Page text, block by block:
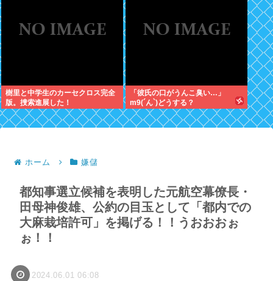
樹里と中学生のカーセクロス完全
版。捜索進展した！
「彼氏の口がうんこ臭い…」
m9(´ん`)どうする？
ホーム 嫌儲
都知事選立候補を表明した元航空幕僚長・
田母神俊雄、公約の目玉として「都内での
大麻栽培許可」を掲げる！！うおおおぉ
ぉ！！
2024.06.01 06:08